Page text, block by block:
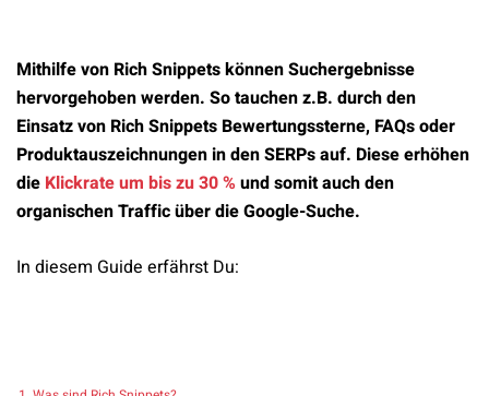
Mithilfe von Rich Snippets können Suchergebnisse
hervorgehoben werden. So tauchen z.B. durch den
Einsatz von Rich Snippets Bewertungssterne, FAQs oder
Produktauszeichnungen in den SERPs auf. Diese erhöhen
die Klickrate um bis zu 30 %und somit auch den
organischen Traffic über die Google-Suche.
In diesem Guide erfährst Du: